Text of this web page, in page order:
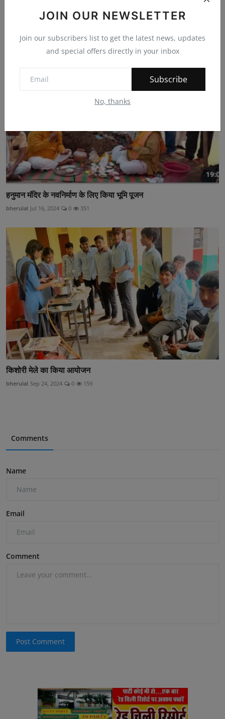
JOIN OUR NEWSLETTER
Join our subscribers list to get the latest news, updates
and special offers directly in your inbox
Subscribe
No, thanks
नीलकंठ महादेव व्यायाम शाला परिसर में मनाया योग दिवस
हनुमान मंदिर के नवनिर्माण के लिए किया भूमि पूजन
bherulal Jul 16, 2024 0 351
किशोरी मेले का किया आयोजन
bherulal Sep 24, 2024 0 159
Comments
Name
Email
Comment
Post Comment